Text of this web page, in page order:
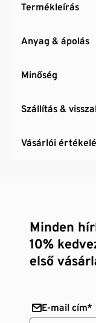
Termékleírás
Anyag & ápolás
Minőség
Szállítás &
Vásárlói
Minden
10%
első
E-mail cím*